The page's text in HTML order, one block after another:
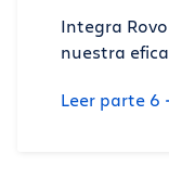
Integra
nuestra
Leer parte 6